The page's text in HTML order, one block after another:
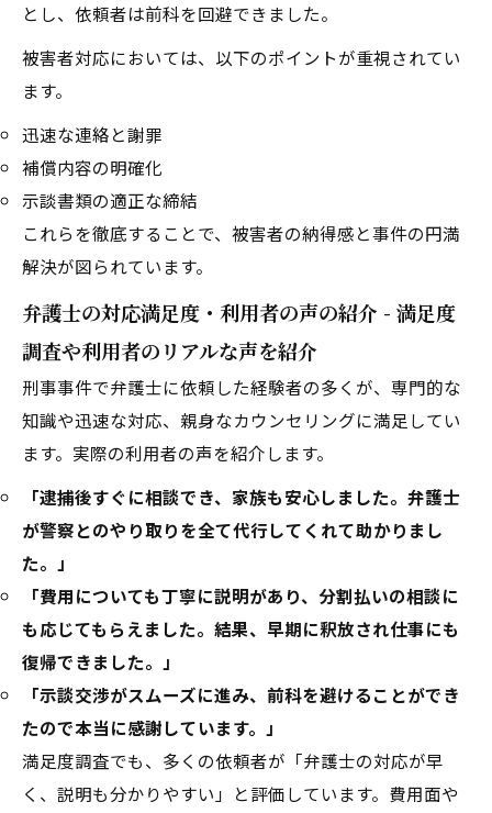
とし、依頼者は前科を回避できました。
被害者対応においては、以下のポイントが重視されてい
ます。
迅速な連絡と謝罪
補償内容の明確化
示談書類の適正な締結
これらを徹底することで、被害者の納得感と事件の円満
解決が図られています。
弁護士の対応満足度・利用者の声の紹介 - 満足度
調査や利用者のリアルな声を紹介
刑事事件で弁護士に依頼した経験者の多くが、専門的な
知識や迅速な対応、親身なカウンセリングに満足してい
ます。実際の利用者の声を紹介します。
「逮捕後すぐに相談でき、家族も安心しました。弁護士
が警察とのやり取りを全て代行してくれて助かりまし
た。」
「費用についても丁寧に説明があり、分割払いの相談に
も応じてもらえました。結果、早期に釈放され仕事にも
復帰できました。」
「示談交渉がスムーズに進み、前科を避けることができ
たので本当に感謝しています。」
満足度調査でも、多くの依頼者が「弁護士の対応が早
く、説明も分かりやすい」と評価しています。費用面や